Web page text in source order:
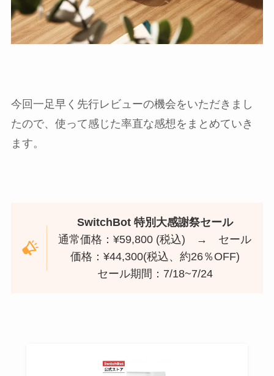
今回一足早く先行レビューの機会をいただきまし
たので、使って感じた率直な感想をまとめていき
ます。
SwitchBot 特別大感謝祭セール
通常価格：¥59,800 (税込) → セール
価格：¥44,300(税込、約26％OFF)
セール期間：7/18~7/24